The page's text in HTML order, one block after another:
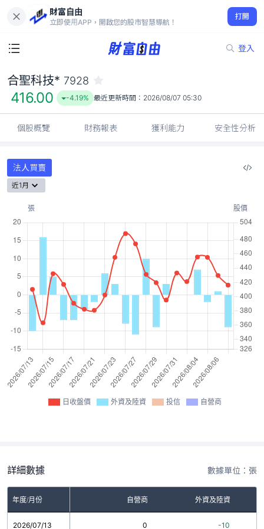
財富自由
立即使用APP，開啟您的股市智慧導航！
打開
登入
416.00
-4.19%
合聖科技* 7928
416.00 -4.19% 最近更新時間： 2026/08/07 05:30
個股概覽 財務報表 獲利能力 安全性分析
法人買賣
近1月
日收盤價 外資及陸資 投信 自營商
詳細數據 數據單位：張
年度/月份 自營商 外資及陸資
2026/07/13 0 -10